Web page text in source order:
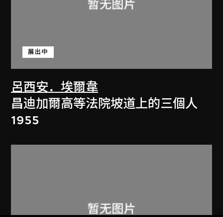
呂西安．埃爾韋
展出中
昌迪加爾高等法院坡道上的三個人
1955